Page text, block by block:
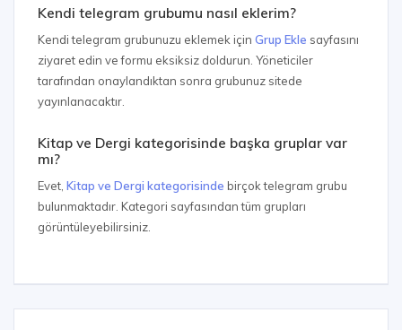
Kendi telegram grubumu nasıl eklerim?
Kendi telegram grubunuzu eklemek için Grup Ekle sayfasını
ziyaret edin ve formu eksiksiz doldurun. Yöneticiler
tarafından onaylandıktan sonra grubunuz sitede
yayınlanacaktır.
Kitap ve Dergi kategorisinde başka gruplar var
mı?
Evet, Kitap ve Dergi kategorisinde birçok telegram grubu
bulunmaktadır. Kategori sayfasından tüm grupları
görüntüleyebilirsiniz.